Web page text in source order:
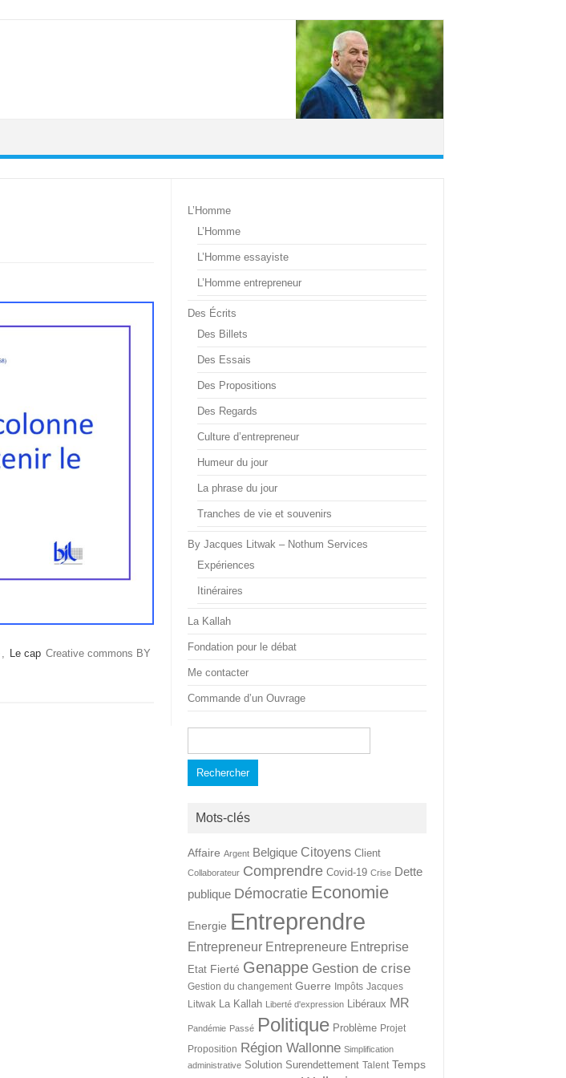
Le cap Creative commons BY
L’Homme
L’Homme
L’Homme essayiste
L’Homme entrepreneur
Des Écrits
Des Billets
Des Essais
Des Propositions
Des Regards
Culture d’entrepreneur
Humeur du jour
La phrase du jour
Tranches de vie et souvenirs
By Jacques Litwak – Nothum Services
Expériences
Itinéraires
La Kallah
Fondation pour le débat
Me contacter
Commande d’un Ouvrage
Mots-clés
Affaire Argent Belgique Citoyens Client
Collaborateur Comprendre Covid-19 Crise Dette
publique Démocratie Economie
Energie Entreprendre
Entrepreneur Entrepreneure Entreprise
Etat Fierté Genappe Gestion de crise
Gestion du changement Guerre Impôts Jacques
Litwak La Kallah Liberté d'expression Libéraux MR
Pandémie Passé Politique Problème Projet
Proposition Région Wallonne Simplification
administrative Solution Surendettement Talent Temps